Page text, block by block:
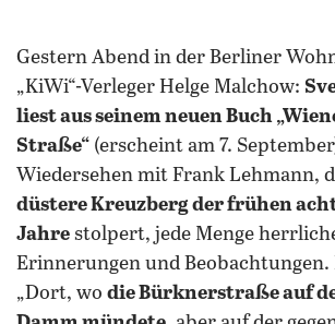
Gestern Abend in der Berliner
„KiWi“-Verleger Helge Malchow:
liest aus seinem neuen Buch
Straße“ (erscheint am 7.
Wiedersehen mit Frank Lehmann,
düstere Kreuzberg der frühen
Jahre stolpert, jede Menge
Erinnerungen und Beobachtungen.
„Dort, wo die Bürknerstraße auf